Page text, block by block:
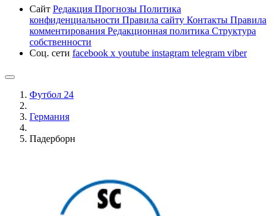
Сайт Редакция Прогнозы Политика
конфиденциальности Правила сайту Контакты Правила
комментирования Редакционная политика Структура
собственности
Соц. сети facebook x youtube instagram telegram viber
Футбол 24
Германия
Падерборн